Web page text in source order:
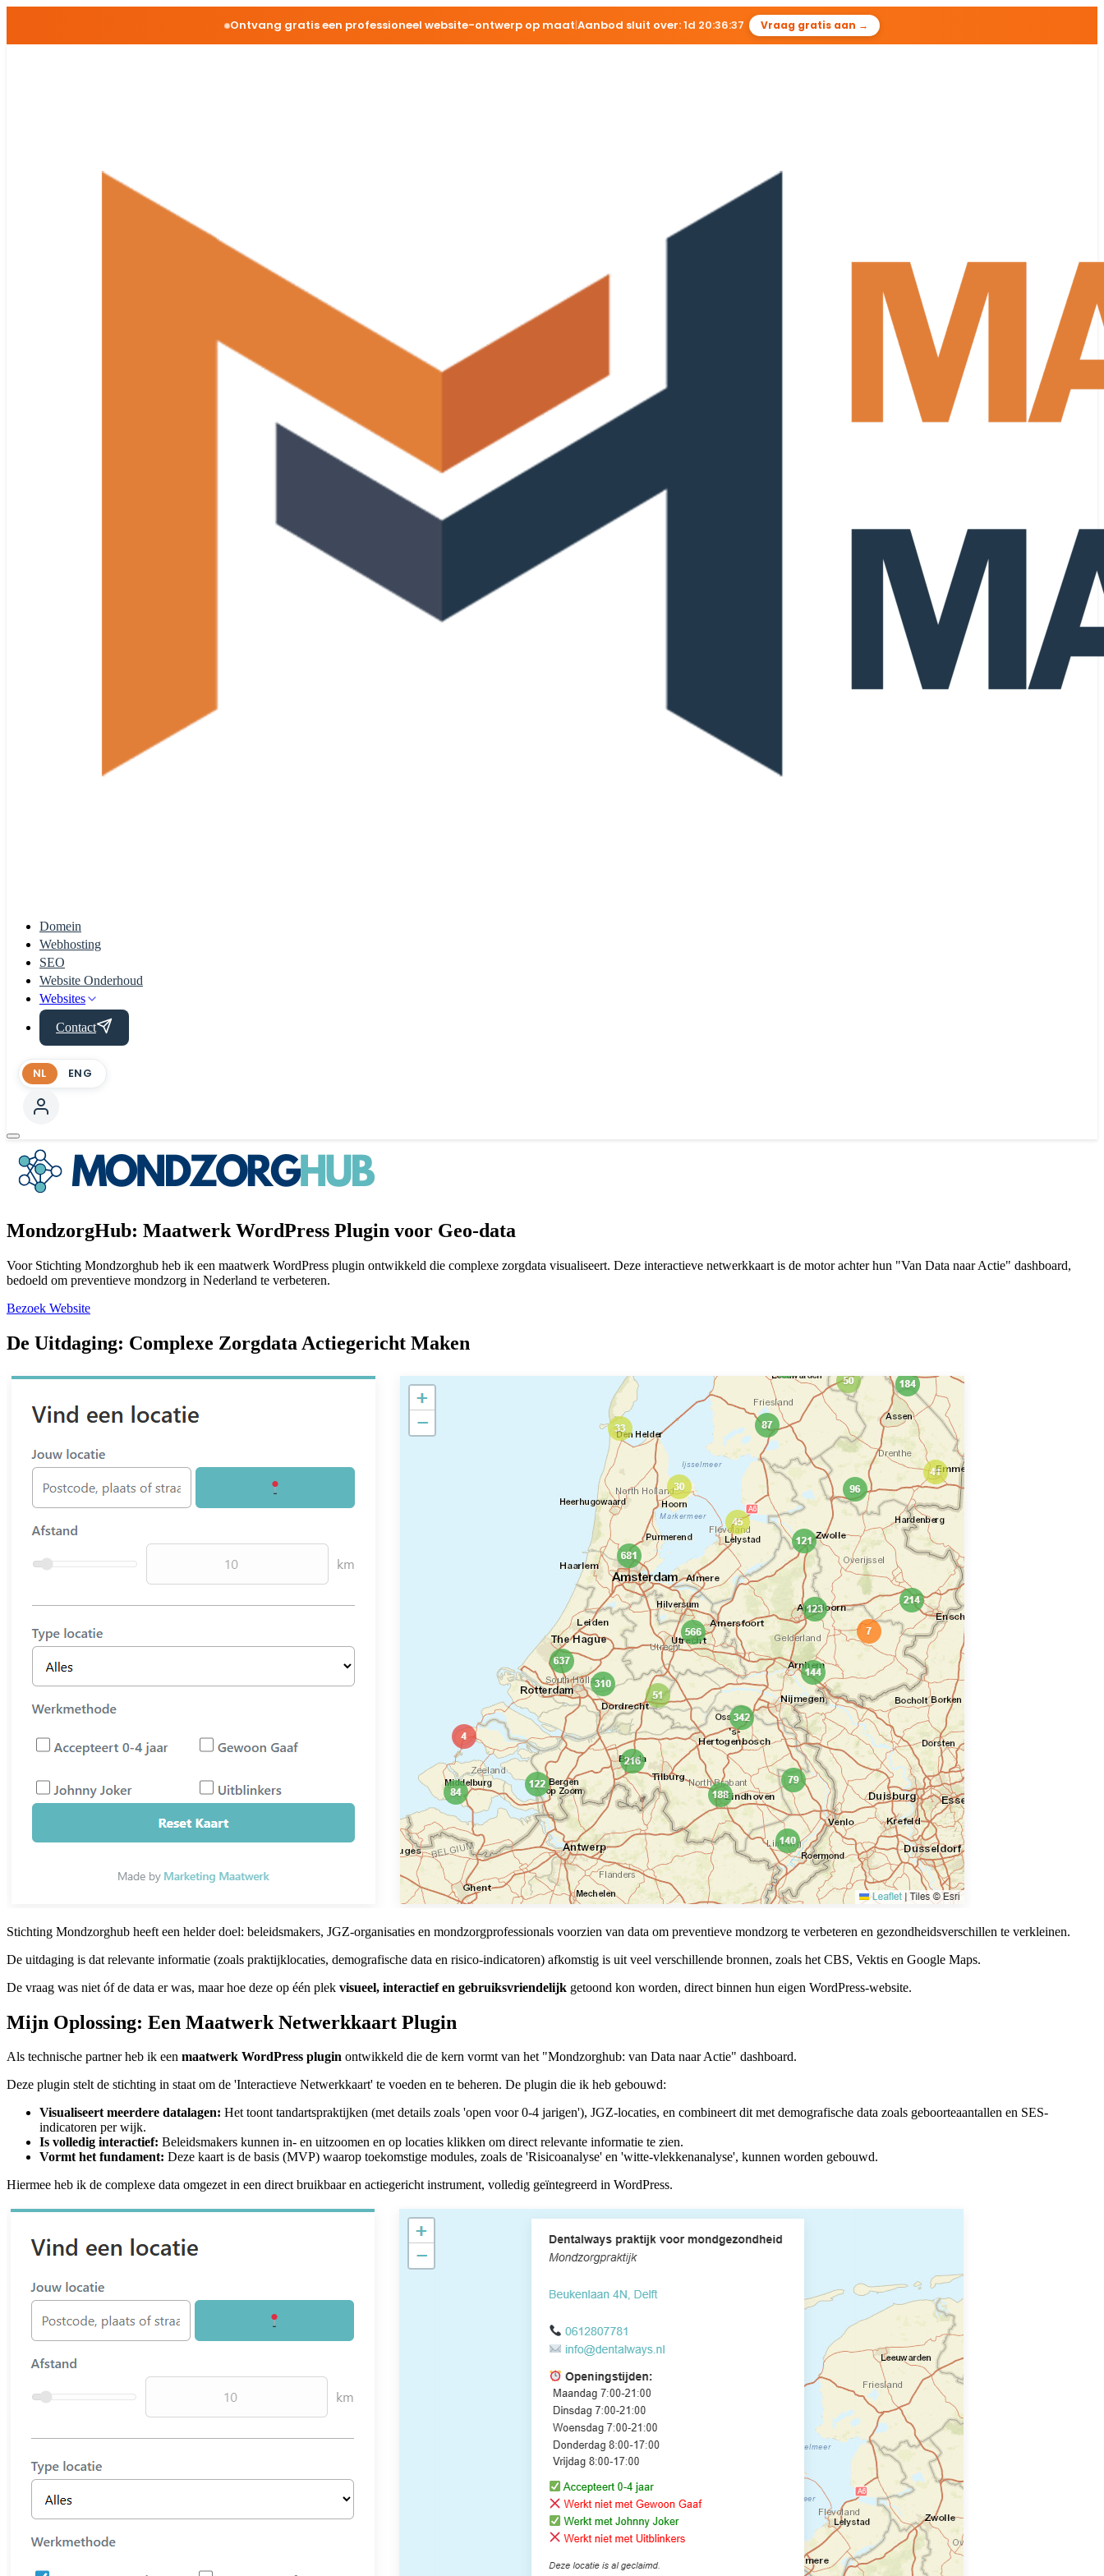
Ontvang gratis een professioneel website-ontwerp op maat|Aanbod sluit over:1d 20:36:36 Vraag gratis aan →
Domein
Webhosting
SEO
Website Onderhoud
Websites
Contact
NL ENG
MondzorgHub: Maatwerk WordPress Plugin voor Geo-data
Voor Stichting Mondzorghub heb ik een maatwerk WordPress plugin ontwikkeld die complexe zorgdata visualiseert. Deze interactieve netwerkkaart is de motor achter hun "Van Data naar Actie" dashboard,
bedoeld om preventieve mondzorg in Nederland te verbeteren.
Bezoek Website
De Uitdaging: Complexe Zorgdata Actiegericht Maken
Stichting Mondzorghub heeft een helder doel: beleidsmakers, JGZ-organisaties en mondzorgprofessionals voorzien van data om preventieve mondzorg te verbeteren en gezondheidsverschillen te verkleinen.
De uitdaging is dat relevante informatie (zoals praktijklocaties, demografische data en risico-indicatoren) afkomstig is uit veel verschillende bronnen, zoals het CBS, Vektis en Google Maps.
De vraag was niet óf de data er was, maar hoe deze op één plek visueel, interactief en gebruiksvriendelijk getoond kon worden, direct binnen hun eigen WordPress-website.
Mijn Oplossing: Een Maatwerk Netwerkkaart Plugin
Als technische partner heb ik een maatwerk WordPress plugin ontwikkeld die de kern vormt van het "Mondzorghub: van Data naar Actie" dashboard.
Deze plugin stelt de stichting in staat om de 'Interactieve Netwerkkaart' te voeden en te beheren. De plugin die ik heb gebouwd:
Visualiseert meerdere datalagen: Het toont tandartspraktijken (met details zoals 'open voor 0-4 jarigen'), JGZ-locaties, en combineert dit met demografische data zoals geboorteaantallen en SES-
indicatoren per wijk.
Is volledig interactief: Beleidsmakers kunnen in- en uitzoomen en op locaties klikken om direct relevante informatie te zien.
Vormt het fundament: Deze kaart is de basis (MVP) waarop toekomstige modules, zoals de 'Risicoanalyse' en 'witte-vlekkenanalyse', kunnen worden gebouwd.
Hiermee heb ik de complexe data omgezet in een direct bruikbaar en actiegericht instrument, volledig geïntegreerd in WordPress.